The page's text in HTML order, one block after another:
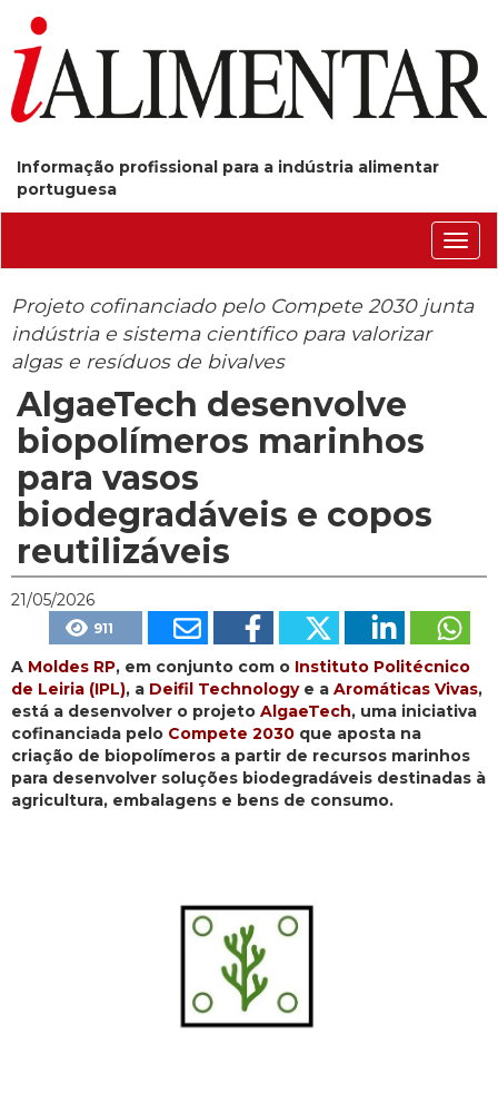
Informação profissional para a indústria alimentar
portuguesa
Projeto cofinanciado pelo Compete 2030 junta
indústria e sistema científico para valorizar
algas e resíduos de bivalves
AlgaeTech desenvolve
biopolímeros marinhos
para vasos
biodegradáveis e copos
reutilizáveis
21/05/2026
911
A Moldes RP, em conjunto com o Instituto Politécnico
de Leiria (IPL), a Deifil Technologye a Aromáticas Vivas,
está a desenvolver o projeto AlgaeTech, uma iniciativa
cofinanciada pelo Compete 2030 que aposta na
criação de biopolímeros a partir de recursos marinhos
para desenvolver soluções biodegradáveis destinadas à
agricultura, embalagens e bens de consumo.